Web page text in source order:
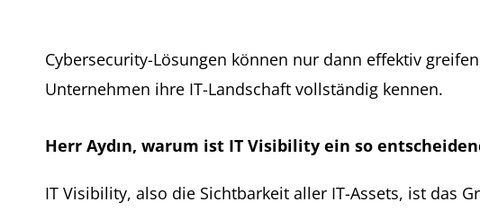
Cybersecurity-Lösungen können nur dann effektiv
Unternehmen ihre IT-Landschaft vollständig kennen.
Herr Aydın, warum ist IT Visibility ein so
IT Visibility, also die Sichtbarkeit aller IT-Assets, ist das